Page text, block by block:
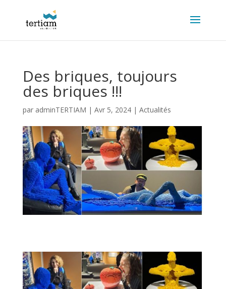
Des briques, toujours
des briques !!!
par adminTERTIAM | Avr 5, 2024| Actualités